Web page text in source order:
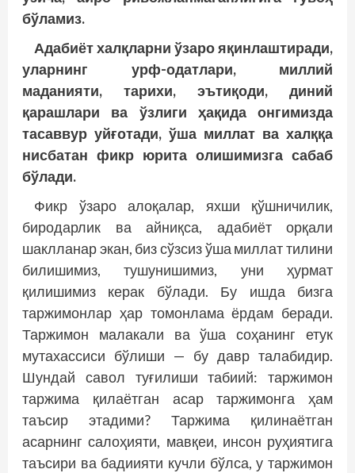
бўламиз.
Адабиёт халқларни ўзаро яқинлаштиради,
уларнинг урф-одатлари, миллий
маданияти, тарихи, эътиқоди, диний
қарашлари ва ўзлиги ҳақида онгимизда
тасаввур уйғотади, ўша миллат ва халққа
нисбатан фикр юрита олишимизга сабаб
бўлади.
Фикр ўзаро алоқалар, яхши қўшничилик,
биродарлик ва айниқса, адабиёт орқали
шаклланар экан, биз сўзсиз ўша миллат тилини
билишимиз, тушунишимиз, уни ҳурмат
қилишимиз керак бўлади. Бу ишда бизга
таржимонлар ҳар томонлама ёрдам беради.
Таржимон малакали ва ўша соҳанинг етук
мутахассиси бўлиши — бу давр талабидир.
Шундай савол туғилиши табиий: таржимон
таржима қилаётган асар таржимонга ҳам
таъсир этадими? Таржима қилинаётган
асарнинг салоҳияти, мавқеи, инсон руҳиятига
таъсири ва бадиияти кучли бўлса, у таржимон